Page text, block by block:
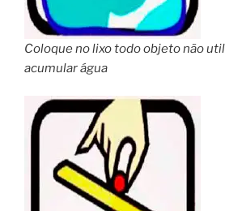
Coloque no lixo todo objeto não
acumular água